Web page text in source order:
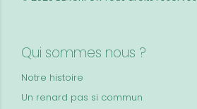
Qui sommes nous ?
Notre histoire
Un renard pas si commun